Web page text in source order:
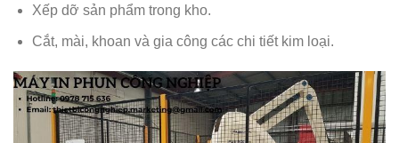
Xếp dỡ sản phẩm trong kho.
Cắt, mài, khoan và gia công các chi tiết kim loại.